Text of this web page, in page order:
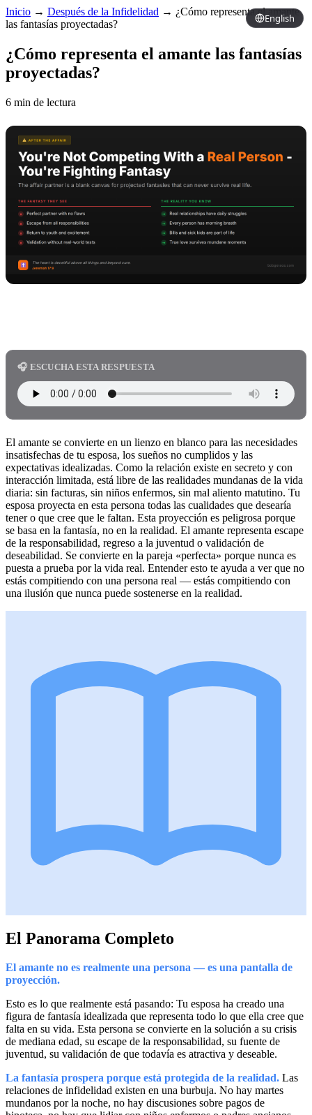
English
Inicio → Después de la Infidelidad → ¿Cómo representa el amante
las fantasías proyectadas?
¿Cómo representa el amante las fantasías
proyectadas?
6 min de lectura
🎧 ESCUCHA ESTA RESPUESTA
El amante se convierte en un lienzo en blanco para las necesidades
insatisfechas de tu esposa, los sueños no cumplidos y las
expectativas idealizadas. Como la relación existe en secreto y con
interacción limitada, está libre de las realidades mundanas de la vida
diaria: sin facturas, sin niños enfermos, sin mal aliento matutino. Tu
esposa proyecta en esta persona todas las cualidades que desearía
tener o que cree que le faltan. Esta proyección es peligrosa porque
se basa en la fantasía, no en la realidad. El amante representa escape
de la responsabilidad, regreso a la juventud o validación de
deseabilidad. Se convierte en la pareja «perfecta» porque nunca es
puesta a prueba por la vida real. Entender esto te ayuda a ver que no
estás compitiendo con una persona real — estás compitiendo con
una ilusión que nunca puede sostenerse en la realidad.
El Panorama Completo
El amante no es realmente una persona — es una pantalla de
proyección.
Esto es lo que realmente está pasando: Tu esposa ha creado una
figura de fantasía idealizada que representa todo lo que ella cree que
falta en su vida. Esta persona se convierte en la solución a su crisis
de mediana edad, su escape de la responsabilidad, su fuente de
juventud, su validación de que todavía es atractiva y deseable.
La fantasía prospera porque está protegida de la realidad. Las
relaciones de infidelidad existen en una burbuja. No hay martes
mundanos por la noche, no hay discusiones sobre pagos de